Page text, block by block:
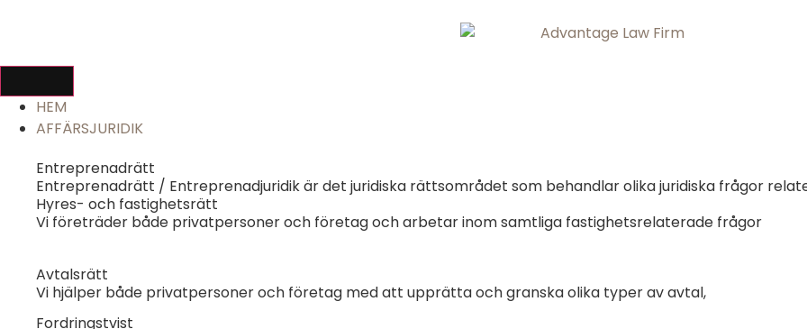
HEM
AFFÄRSJURIDIK
Entreprenadrätt
Entreprenadrätt / Entreprenadjuridik är det juridiska rättsområdet som behandlar olika juridiska frågor
Hyres- och fastighetsrätt
Vi företräder både privatpersoner och företag och arbetar inom samtliga fastighetsrelaterade frågor
Avtalsrätt
Vi hjälper både privatpersoner och företag med att upprätta och granska olika typer av avtal,
Fordringstvist